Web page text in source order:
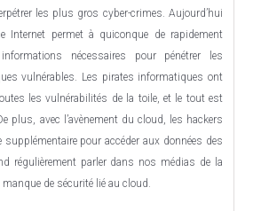
les plus gros cyber-crimes. Aujourd’hui
Internet permet à quiconque de rapidement
nécessaires pour pénétrer les
vulnérables. Les pirates informatiques ont
les vulnérabilités de la toile, et le tout est
plus, avec l’avènement du cloud, les hackers
supplémentaire pour accéder aux données des
régulièrement parler dans nos médias de la
de sécurité lié au cloud.